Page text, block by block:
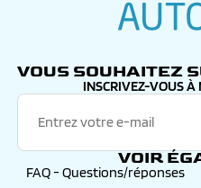
VOUS SOUHAITEZ
INSCRIVEZ-VOUS À
VOIR
FAQ - Questions/réponses